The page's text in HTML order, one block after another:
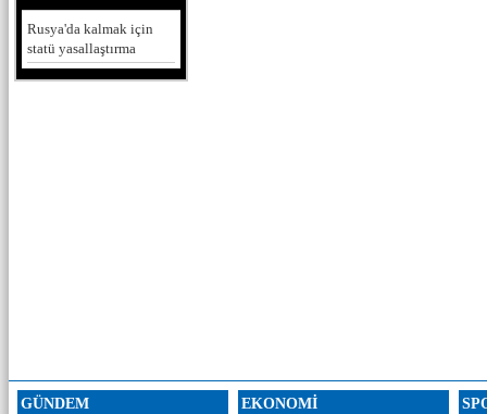
Rusya'da kalmak için
statü yasallaştırma
GÜNDEM EKONOMİ